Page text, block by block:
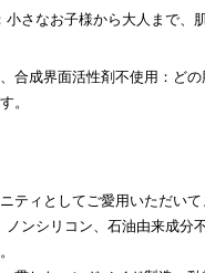
小さなお子様から大人まで、
合成界面活性剤不使用：ど
。
ティとしてご愛用いただいて
ノンシリコン、石油由来成分